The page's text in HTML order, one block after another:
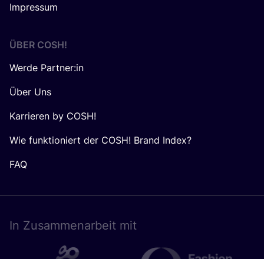
Impressum
ÜBER COSH!
Werde Partner:in
Über Uns
Karrieren by COSH!
Wie funktioniert der COSH! Brand Index?
FAQ
In Zusam­men­ar­beit mit